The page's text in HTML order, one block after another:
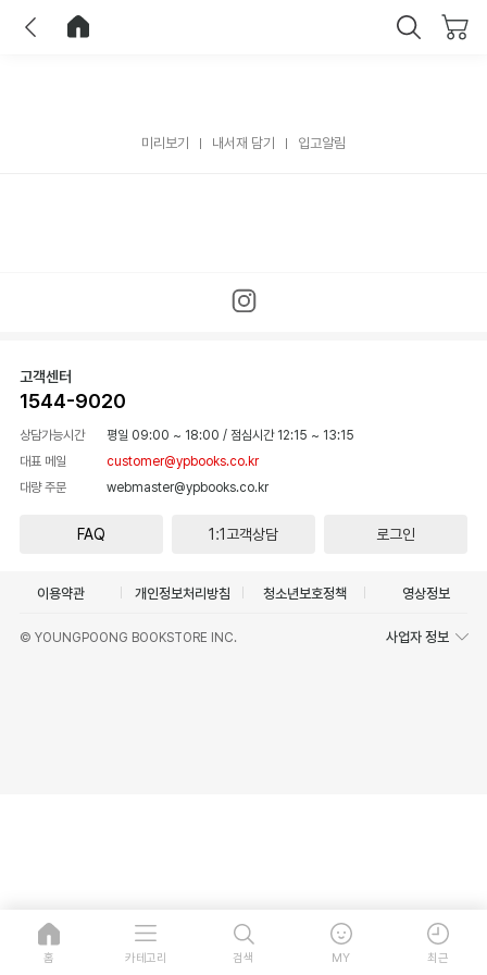
미리보기 내서재 담기 입고알림
고객센터
1544-9020
상담가능시간 평일 09:00 ~ 18:00 / 점심시간 12:15 ~ 13:15
대표 메일
customer@ypbooks.co.kr
대량 주문
webmaster@ypbooks.co.kr
FAQ 1:1고객상담 로그인
이용약관 개인정보처리방침 청소년보호정책 영상정보
© YOUNGPOONG BOOKSTORE INC. 사업자 정보
홈 카테고리 검색 MY 최근